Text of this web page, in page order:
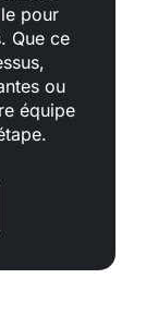
pour
Que ce
ou
équipe